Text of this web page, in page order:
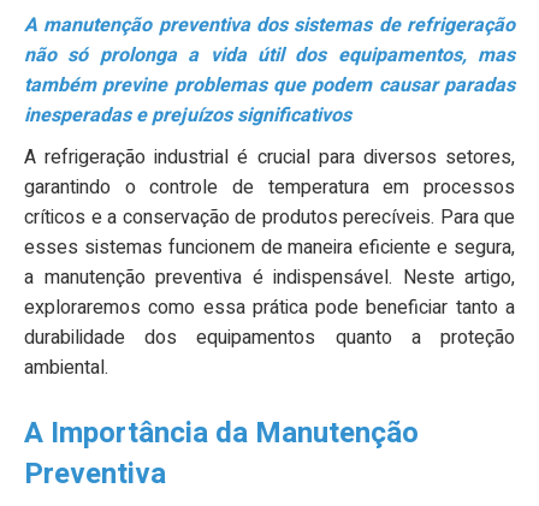
A manutenção preventiva dos sistemas de refrigeração
não só prolonga a vida útil dos equipamentos, mas
também previne problemas que podem causar paradas
inesperadas e prejuízos significativos
A refrigeração industrial é crucial para diversos setores,
garantindo o controle de temperatura em processos
críticos e a conservação de produtos perecíveis. Para que
esses sistemas funcionem de maneira eficiente e segura,
a manutenção preventiva é indispensável. Neste artigo,
exploraremos como essa prática pode beneficiar tanto a
durabilidade dos equipamentos quanto a proteção
ambiental.
A Importância da Manutenção
Preventiva